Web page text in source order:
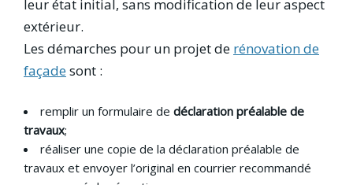
leur état initial, sans modification de leur aspect
extérieur.
Les démarches pour un projet de rénovation de
façadesont :
remplir un formulaire de déclaration préalable de
travaux;
réaliser une copie de la déclaration préalable de
travaux et envoyer l’original en courrier recommandé